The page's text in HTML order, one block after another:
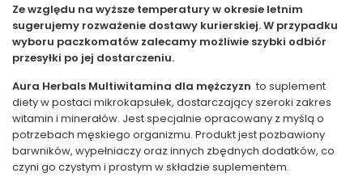
Ze względu na wyższe temperatury w okresie letnim
sugerujemy rozważenie dostawy kurierskiej. W przypadku
wyboru paczkomatów zalecamy możliwie szybki odbiór
przesyłki po jej dostarczeniu.
Aura Herbals Multiwitamina dla mężczyzn to suplement
diety w postaci mikrokapsułek, dostarczający szeroki zakres
witamin i minerałów. Jest specjalnie opracowany z myślą o
potrzebach męskiego organizmu. Produkt jest pozbawiony
barwników, wypełniaczy oraz innych zbędnych dodatków, co
czyni go czystym i prostym w składzie suplementem.